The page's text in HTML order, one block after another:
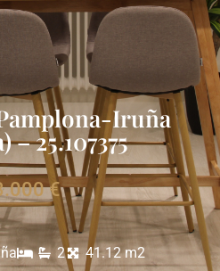
Iruña
– 25.107375
€
2 41.12 m2